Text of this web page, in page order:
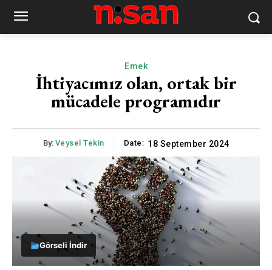
Emek
İhtiyacımız olan, ortak bir
mücadele programıdır
By: Veysel Tekin Date: 18 September 2024
Görseli İndir